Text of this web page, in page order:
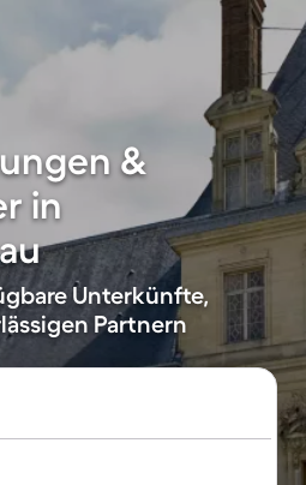
&
in
Unterkünfte,
Partnern